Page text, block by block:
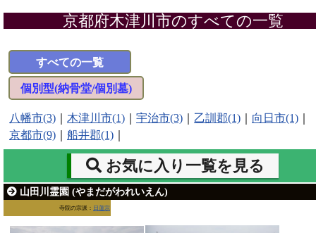
京都府木津川市のすべての一覧
すべての一覧
個別型(納骨堂/個別墓)
八幡市(3) 木津川市(1) 宇治市(3) 乙訓郡(1) 向日市(1)
京都市(9)
船井郡(1)
お気に入り一覧を見る
山田川霊園 (やまだがわれいえん)
寺院の宗派： 日蓮宗